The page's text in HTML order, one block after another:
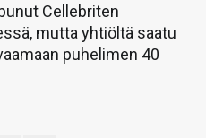
Cellebriten
mutta yhtiöltä saatu
puhelimen 40